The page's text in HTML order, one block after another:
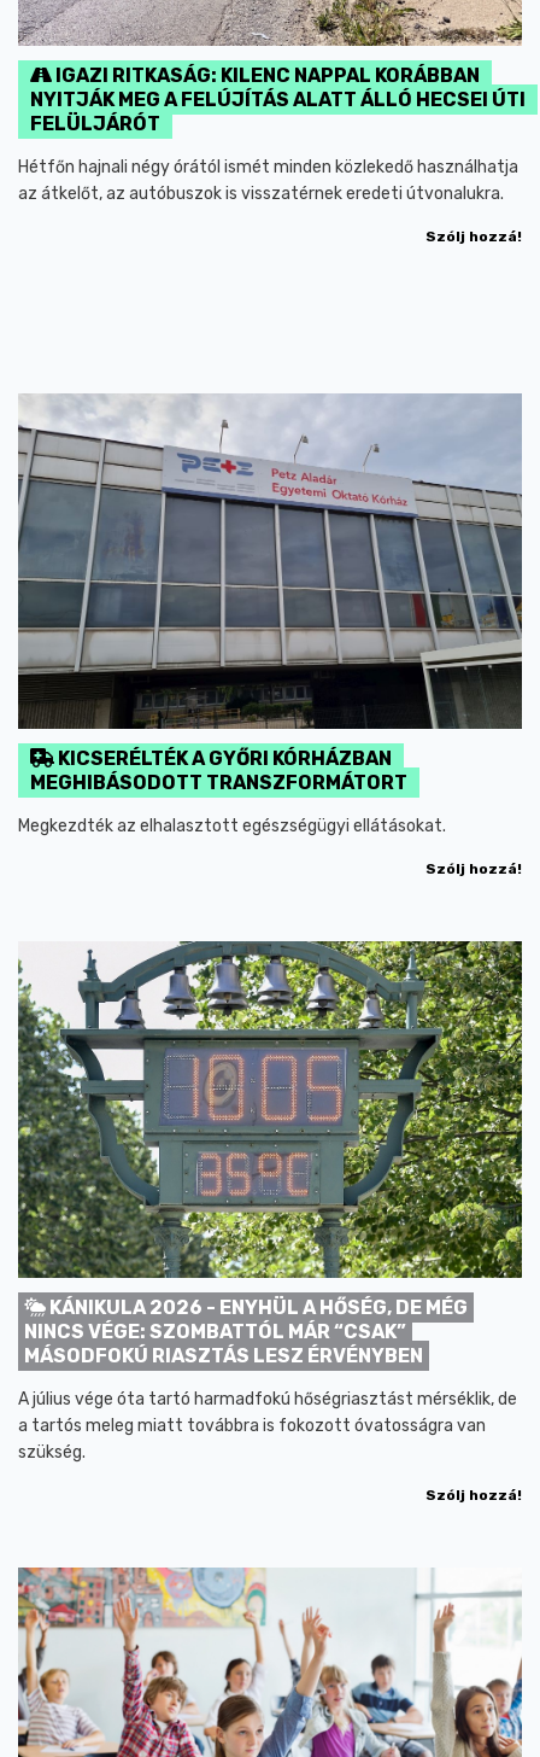
IGAZI RITKASÁG: KILENC NAPPAL KORÁBBAN
NYITJÁK MEG A FELÚJÍTÁS ALATT ÁLLÓ HECSEI ÚTI
FELÜLJÁRÓT
Hétfőn hajnali négy órától ismét minden közlekedő használhatja
az átkelőt, az autóbuszok is visszatérnek eredeti útvonalukra.
Szólj hozzá!
KICSERÉLTÉK A GYŐRI KÓRHÁZBAN
MEGHIBÁSODOTT TRANSZFORMÁTORT
Megkezdték az elhalasztott egészségügyi ellátásokat.
Szólj hozzá!
KÁNIKULA 2026 - ENYHÜL A HŐSÉG, DE MÉG
NINCS VÉGE: SZOMBATTÓL MÁR “CSAK”
MÁSODFOKÚ RIASZTÁS LESZ ÉRVÉNYBEN
A július vége óta tartó harmadfokú hőségriasztást mérséklik, de
a tartós meleg miatt továbbra is fokozott óvatosságra van
szükség.
Szólj hozzá!